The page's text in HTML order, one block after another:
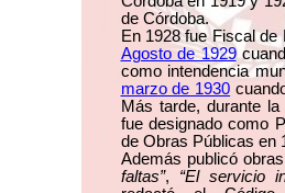
de Córdoba.
En 1928 fue Fiscal
Agosto de 1929
como intendencia
marzo de 1930
Más tarde, durante
fue designado como
de Obras Públicas en
Además publicó
faltas”, “El servicio